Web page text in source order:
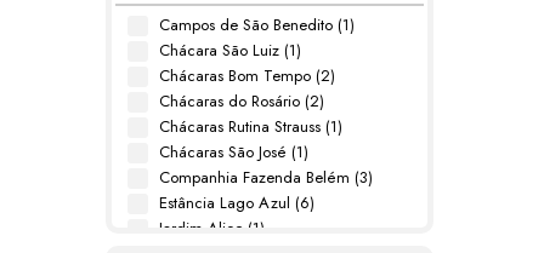
Campos de São Benedito (1)
Chácara São Luiz (1)
Chácaras Bom Tempo (2)
Chácaras do Rosário (2)
Chácaras Rutina Strauss (1)
Chácaras São José (1)
Companhia Fazenda Belém (3)
Estância Lago Azul (6)
Jardim Alice (1)